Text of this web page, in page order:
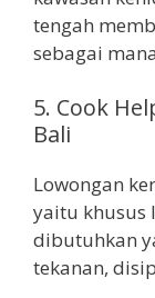
tengah
sebagai
5. Cook
Bali
Lowongan
yaitu khusus
dibutuhkan
tekanan,